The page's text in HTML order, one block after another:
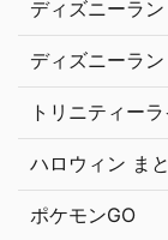
ディズニーラ
ディズニーラ
トリニティー
ハロウィン ま
ポケモンGO